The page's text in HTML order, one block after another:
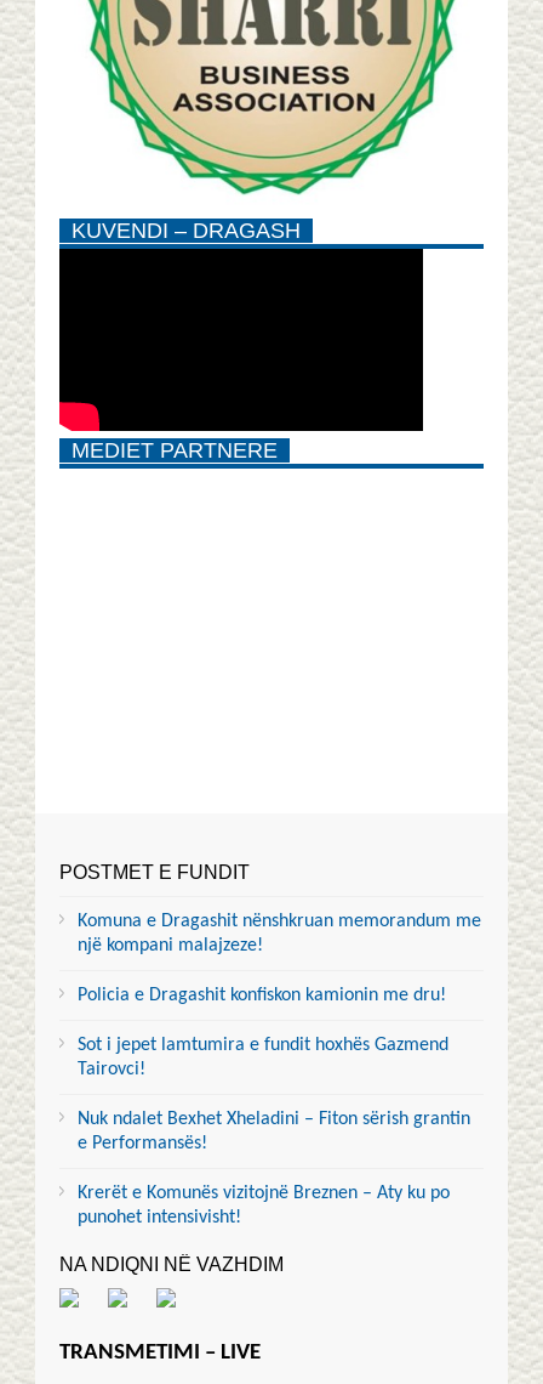
KUVENDI – DRAGASH
MEDIET PARTNERE
POSTMET E FUNDIT
Komuna e Dragashit nënshkruan memorandum me
një kompani malajzeze!
Policia e Dragashit konfiskon kamionin me dru!
Sot i jepet lamtumira e fundit hoxhës Gazmend
Tairovci!
Nuk ndalet Bexhet Xheladini – Fiton sërish grantin
e Performansës!
Krerët e Komunës vizitojnë Breznen – Aty ku po
punohet intensivisht!
NA NDIQNI NË VAZHDIM
TRANSMETIMI – LIVE